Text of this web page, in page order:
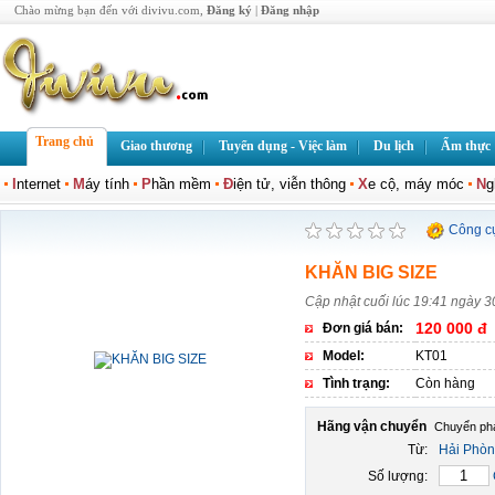
Chào mừng bạn đến với divivu.com, Đăng ký | Đăng nhập
Trang chủ Giao thương Tuyển dụng - Việc làm Du lịch Ẩm thực
nternet Máy tính Phần mềm Điện tử, viễn thông Xe cộ, máy móc N
Công
KHĂN BIG SIZE
Cập nhật cuối lúc 19:41 ngày
Đơn giá bán:
120 000 đ
Model:
KT01
Tình trạng:
Còn hàng
Hãng vận chuyển
Từ:
Hải
Số lượng: